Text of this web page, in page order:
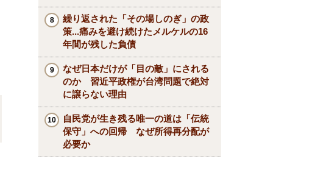
繰り返された「その場しのぎ」の政
策...痛みを避け続けたメルケルの16
年間が残した負債
なぜ日本だけが「目の敵」にされる
のか 習近平政権が台湾問題で絶対
に譲らない理由
自民党が生き残る唯一の道は「伝統
保守」への回帰 なぜ所得再分配が
必要か